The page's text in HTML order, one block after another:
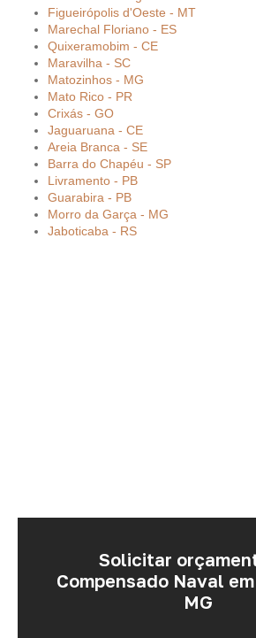
Figueirópolis d'Oeste - MT
Marechal Floriano - ES
Quixeramobim - CE
Maravilha - SC
Matozinhos - MG
Mato Rico - PR
Crixás - GO
Jaguaruana - CE
Areia Branca - SE
Barra do Chapéu - SP
Livramento - PB
Guarabira - PB
Morro da Garça - MG
Jaboticaba - RS
Solicitar
Compensado Naval
MG